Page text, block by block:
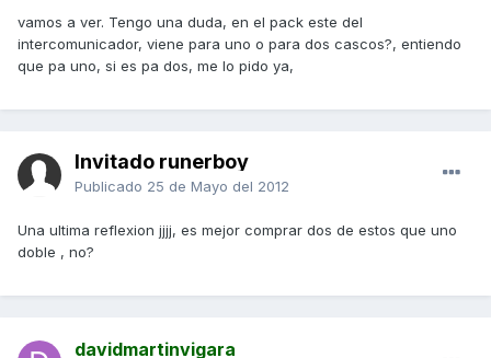
vamos a ver. Tengo una duda, en el pack este del
intercomunicador, viene para uno o para dos cascos?, entiendo
que pa uno, si es pa dos, me lo pido ya,
Invitado runerboy
Publicado 25 de Mayo del 2012
Una ultima reflexion jjjj, es mejor comprar dos de estos que uno
doble , no?
davidmartinvigara